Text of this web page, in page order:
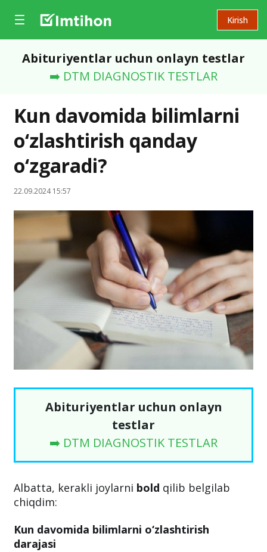
Kirish
Abituriyentlar uchun onlayn testlar
➡️ DTM DIAGNOSTIK TESTLAR
Kun davomida bilimlarni
o‘zlashtirish qanday
o‘zgaradi?
22.09.2024 15:57
Abituriyentlar uchun onlayn
testlar
➡️ DTM DIAGNOSTIK TESTLAR
Albatta, kerakli joylarni bold qilib belgilab
chiqdim:
Kun davomida bilimlarni o‘zlashtirish
darajasi